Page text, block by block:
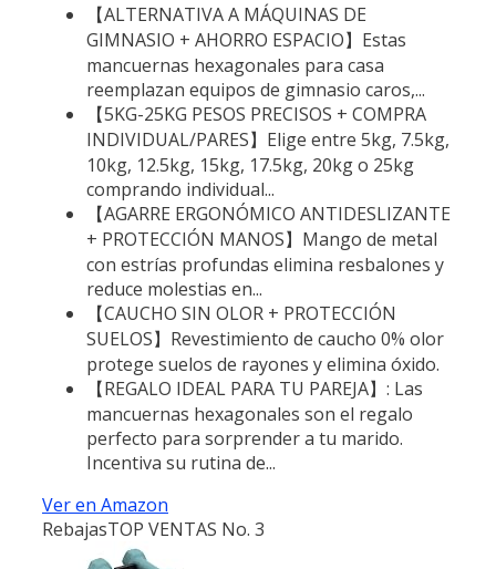
【ALTERNATIVA A MÁQUINAS DE
GIMNASIO + AHORRO ESPACIO】Estas
mancuernas hexagonales para casa
reemplazan equipos de gimnasio caros,...
【5KG-25KG PESOS PRECISOS + COMPRA
INDIVIDUAL/PARES】Elige entre 5kg, 7.5kg,
10kg, 12.5kg, 15kg, 17.5kg, 20kg o 25kg
comprando individual...
【AGARRE ERGONÓMICO ANTIDESLIZANTE
+ PROTECCIÓN MANOS】Mango de metal
con estrías profundas elimina resbalones y
reduce molestias en...
【CAUCHO SIN OLOR + PROTECCIÓN
SUELOS】Revestimiento de caucho 0% olor
protege suelos de rayones y elimina óxido.
【REGALO IDEAL PARA TU PAREJA】: Las
mancuernas hexagonales son el regalo
perfecto para sorprender a tu marido.
Incentiva su rutina de...
Ver en Amazon
RebajasTOP VENTAS No. 3